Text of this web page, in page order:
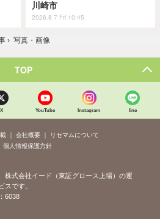
川崎市
2026.8.7 Fri 10:45
› 写真・画像
TOP
X YouTube Instagram line
会社概要
リセマムについて
個人情報保護方針
株式会社イード（東証グロース上場）の運
スです。
6038